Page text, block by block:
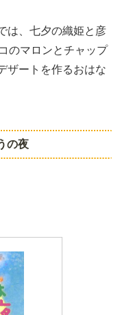
は、七夕の織姫と彦
のマロンとチャップ
ザートを作るおはな
の夜